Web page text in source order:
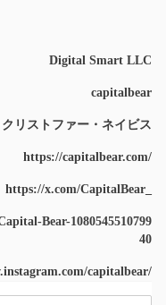
Digital Smart LLC
capitalbear
リストファー・ネイビス
https://capitalbear.com/
https://x.com/CapitalBear_
Bear-1080545510799
40
capitalbear/